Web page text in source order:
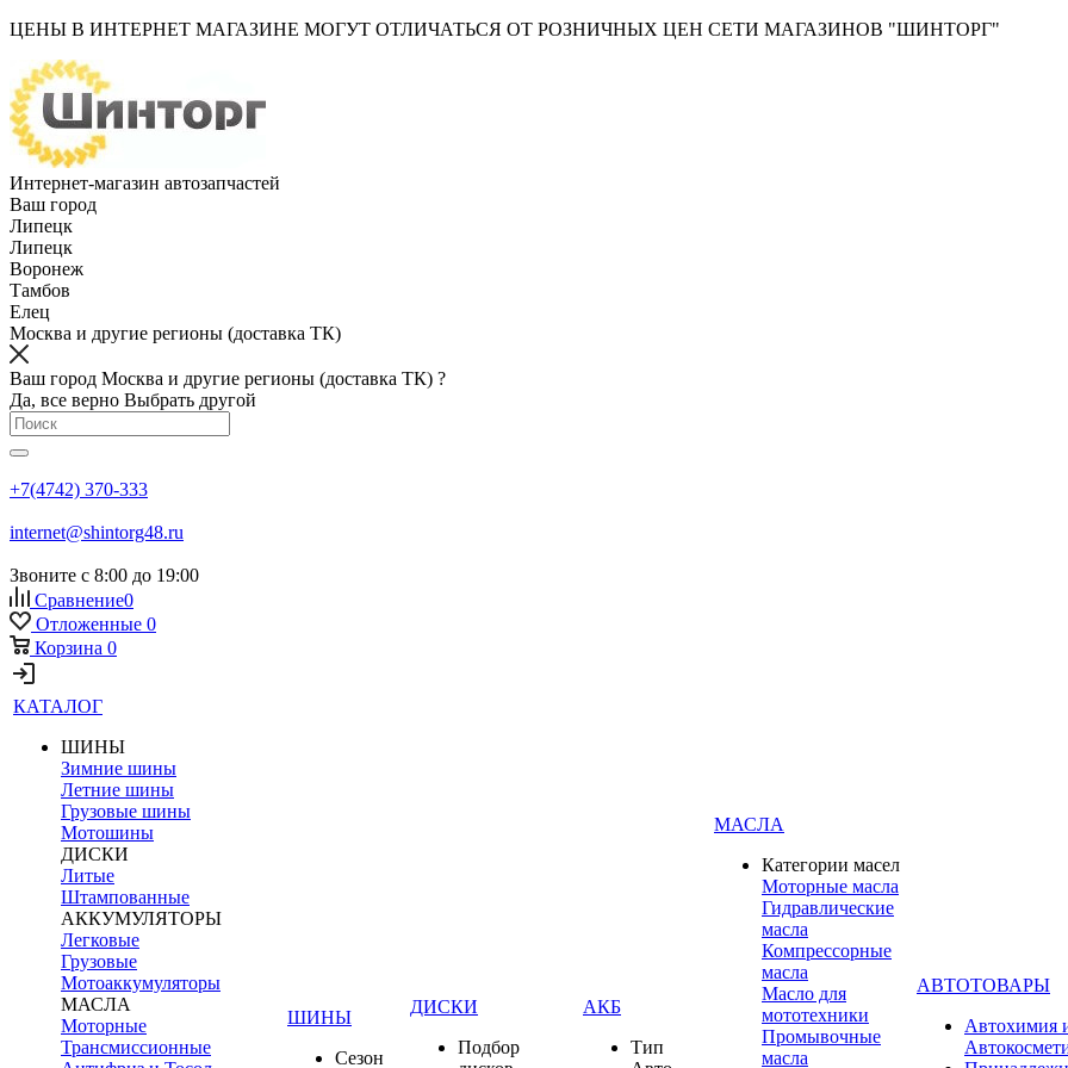
ЦЕНЫ В ИНТЕРНЕТ МАГАЗИНЕ МОГУТ ОТЛИЧАТЬСЯ ОТ РОЗНИЧНЫХ ЦЕН СЕТИ МАГАЗИНОВ "ШИНТОРГ"
Интернет-магазин автозапчастей
Ваш город
Липецк
Липецк
Воронеж
Тамбов
Елец
Москва и другие регионы (доставка ТК)
Ваш город Москва и другие регионы (доставка ТК) ?
Да, все верно Выбрать другой
+7(4742) 370-333
internet@shintorg48.ru
Звоните с 8:00 до 19:00
Сравнение0
Отложенные 0
Корзина 0
КАТАЛОГ
ШИНЫ
Зимние шины
Летние шины
Грузовые шины
Мотошины
ДИСКИ
Литые
Штампованные
АККУМУЛЯТОРЫ
Легковые
Грузовые
Мотоаккумуляторы
МАСЛА
Моторные
Трансмиссионные
ШИНЫ
Сезон
ДИСКИ
Подбор
АКБ
Тип
МАСЛА
Категории масел
Моторные масла
Гидравлические
масла
Компрессорные
масла
Масло для
мототехники
Промывочные
масла
АВТОТОВАРЫ
Автохимия